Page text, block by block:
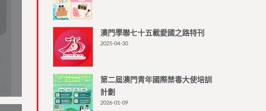
澳門學聯七十五載愛國之路特刊
2025-04-30
第二屆澳門青年國際禁毒大使培訓
計劃
2026-01-09